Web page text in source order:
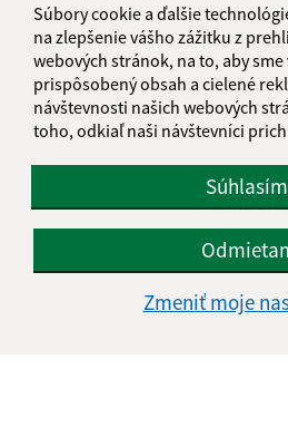
Súbory cookie a ďalšie
na zlepšenie vášho zážitku z
webových stránok, na to, aby
prispôsobený obsah a cielené
návštevnosti našich webových
toho, odkiaľ naši návštevníci
Súhlasím
Zmeniť moje
Štvrtok:
Piatok:
08:00 -
Obedňajšia
Stavebný úrad nemá v
Kontakt:
Obecný úrad
Hlavná 350/
900 41